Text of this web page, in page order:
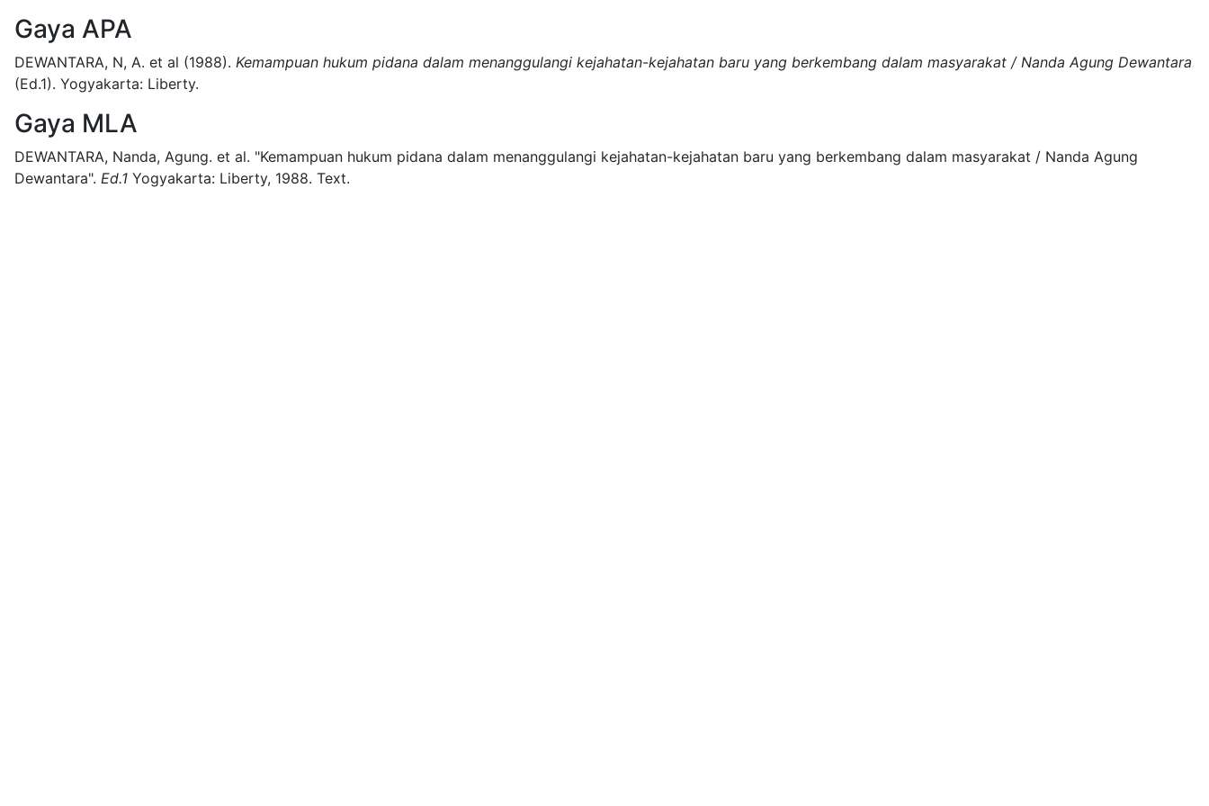
Gaya APA
DEWANTARA, N, A. et al (1988). Kemampuan hukum pidana dalam menanggulangi kejahatan-kejahatan baru yang berkembang dalam masyarakat / Nanda Agung Dewantara
(Ed.1). Yogyakarta: Liberty.
Gaya MLA
DEWANTARA, Nanda, Agung. et al. "Kemampuan hukum pidana dalam menanggulangi kejahatan-kejahatan baru yang berkembang dalam masyarakat / Nanda Agung
Dewantara". Ed.1 Yogyakarta: Liberty, 1988. Text.